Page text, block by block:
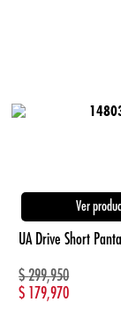
Ver
$299,950
$ 179,970